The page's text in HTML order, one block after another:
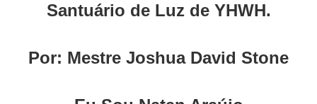
Santuário de Luz de YHWH.
Por: Mestre Joshua David Stone